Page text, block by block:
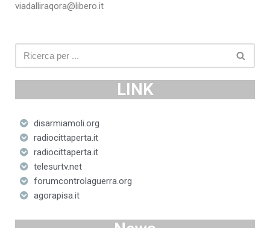
viadalliraqora@libero.it
LINK
disarmiamoli.org
radiocittaperta.it
radiocittaperta.it
telesurtv.net
forumcontrolaguerra.org
agorapisa.it